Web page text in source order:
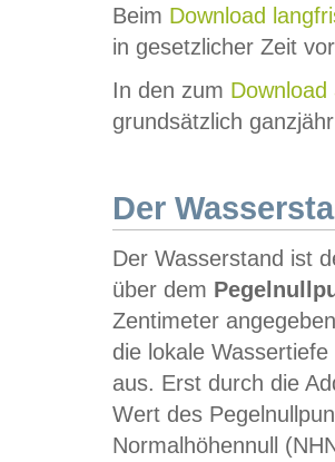
Beim Download
in gesetzlicher Zeit
In den zum Download
grundsätzlich
Der
Der Wasserstand ist
über dem
Zentimeter
die lokale
aus. Erst durch die
Wert des
Normalhöhennull